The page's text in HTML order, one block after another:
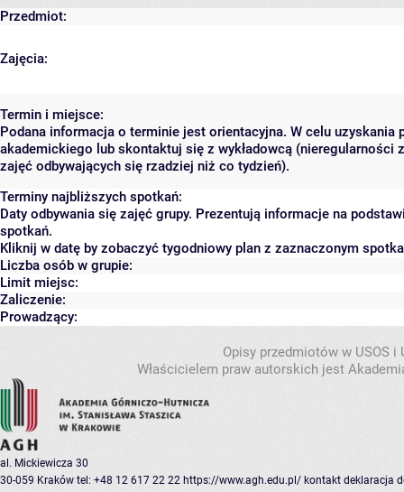
Przedmiot:
Zajęcia:
Termin i miejsce:
Podana informacja o terminie jest orientacyjna. W celu
akademickiego lub skontaktuj się z wykładowcą (nieregularności
zajęć odbywających się rzadziej niż co tydzień).
Terminy najbliższych spotkań:
Daty odbywania się zajęć grupy. Prezentują informacje na
spotkań.
Kliknij w datę by zobaczyć tygodniowy plan z zaznaczonym
Liczba osób w grupie:
Limit miejsc:
Zaliczenie:
Prowadzący:
Opisy przedmiotów w USOS
Właścicielem praw autorskich jest
al. Mickiewicza 30
30-059 Kraków tel: +48 12 617 22 22 https://www.agh.edu.pl/ kontakt deklaracja